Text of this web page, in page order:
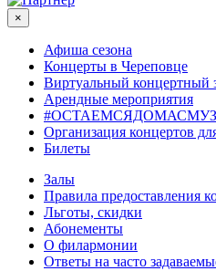
×
Афиша сезона
Концерты в Череповце
Виртуальный концертный
Арендные мероприятия
Организация концертов
Билеты
Залы
Правила предоставления
Льготы, скидки
Абонементы
О филармонии
Ответы на часто